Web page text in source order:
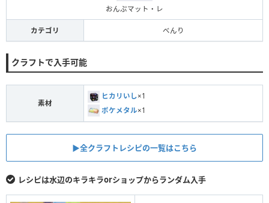
おんぷマット・レ
カテゴリ べんり
クラフトで入手可能
素材
ヒカリいし×1
ポケメタル×1
▶︎全クラフトレシピの一覧はこちら
レシピは水辺のキラキラorショップからランダム入手